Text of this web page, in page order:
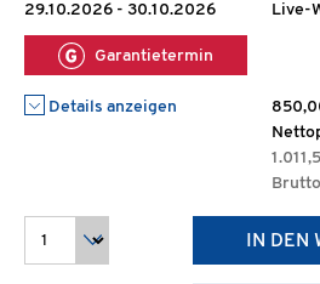
29.10.2026 - 30.10.2026
Garantietermin
Live-
Details anzeigen
IN DEN